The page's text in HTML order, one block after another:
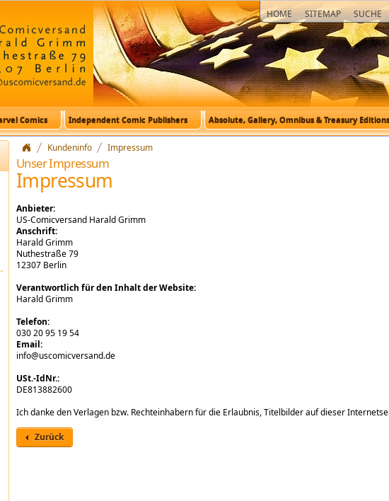
HOME SITEMAP SUCHE
Comics Independent Comic Publishers Absolute, Gallery, Omnibus & Treasury Editions
(189)
Kundeninfo Impressum
Unser Impressum
Impressum
Anbieter:
US-Comicversand Harald Grimm
Anschrift:
Harald Grimm
Nuthestraße 79
12307 Berlin
Verantwortlich für den Inhalt der Website:
Harald Grimm
Telefon:
030 20 95 19 54
Email:
info@uscomicversand.de
USt.-IdNr.:
DE813882600
Ich danke den Verlagen bzw. Rechteinhabern für die Erlaubnis, Titelbilder auf dieser
Zurück